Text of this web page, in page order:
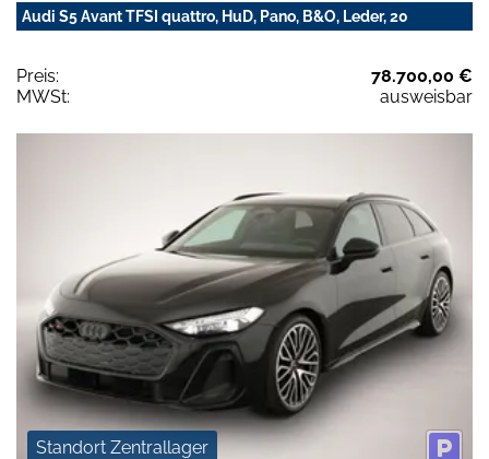
Audi S5 Avant TFSI quattro, HuD, Pano, B&O, Leder, 20
Preis:
78.700,00 €
MWSt:
ausweisbar
Standort Zentrallager